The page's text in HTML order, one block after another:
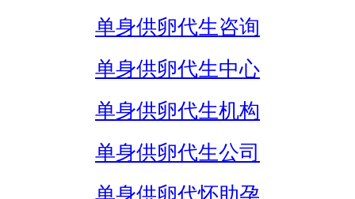
单身供卵代生咨询
单身供卵代生中心
单身供卵代生机构
单身供卵代生公司
单身供卵代怀助孕